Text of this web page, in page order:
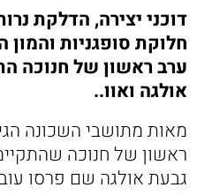
דוכני יצירה, הדלקת
חלוקת סופגניות
ערב ראשון של חנוכה
אולגה ואוו..
מאות מתושבי השכונה
ראשון של חנוכה
גבעת אולגה שם פרסו
תל